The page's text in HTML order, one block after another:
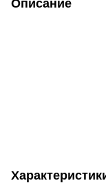
Описание